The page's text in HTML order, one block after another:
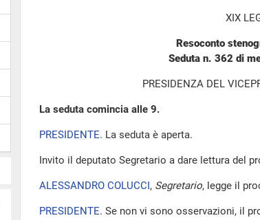
XIX
Resoconto
Seduta n. 362 di
PRESIDENZA DEL
La seduta comincia alle 9.
PRESIDENTE. La seduta è aperta.
Invito il deputato Segretario a dare lettura del
ALESSANDRO COLUCCI, Segretario, legge il
PRESIDENTE. Se non vi sono osservazioni, il